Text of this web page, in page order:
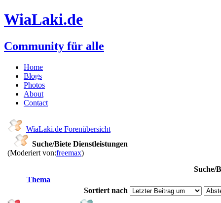
WiaLaki.de
Community für alle
Home
Blogs
Photos
About
Contact
WiaLaki.de Forenübersicht
Suche/Biete Dienstleistungen
(Moderiert von:freemax)
Suche/
Thema
Sortiert nach